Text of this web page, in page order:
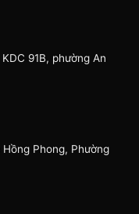
91B, phường An
Phong, Phường